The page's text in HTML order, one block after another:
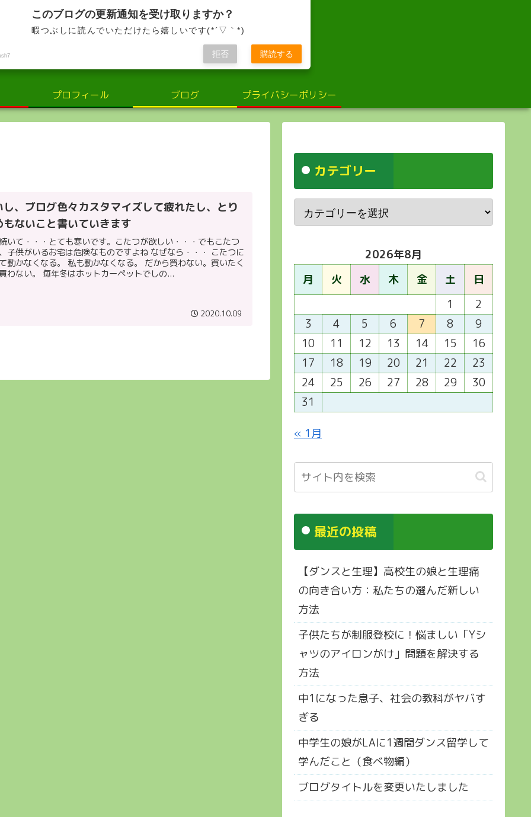
小さな輝き、大きな感動。子供と共に歩む、喜びと学びの日々
な輝き：子供の世界での喜びと学び
プロフィール ブログ プライバシーポリシー
し、ブログ色々カスタマイズして疲れたし、とり
もないこと書いていきます
いて・・・とても寒いです。こたつが欲しい・・・でもこたつ
子供がいるお宅は危険なものですよね なぜなら・・・ こたつに
動かなくなる。 私も動かなくなる。 だから買わない。買いたく
わない。 毎年冬はホットカーペットでしの...
2020.10.09
カテゴリー
2026年8月
月
火 水 木 金 土
日
1
2
3
4 5 6 7 8
9
10
11 12 13 14 15
16
17
18 19 20 21 22
23
24
25 26 27 28 29
30
31
« 1月
最近の投稿
【ダンスと生理】高校生の娘と生理痛
の向き合い方：私たちの選んだ新しい
方法
子供たちが制服登校に！悩ましい「Yシ
ャツのアイロンがけ」問題を解決する
方法
中1になった息子、社会の教科がヤバす
ぎる
中学生の娘がLAに1週間ダンス留学して
学んだこと（食べ物編）
ブログタイトルを変更いたしました
このブログの更新通知を受け取りますか？
暇つぶしに読んでいただけたら嬉しいです(*´▽｀*)
拒否 購読する